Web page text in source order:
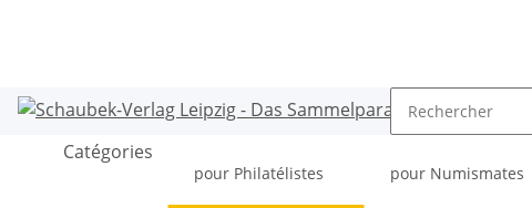
Catégories
pour Philatélistes pour Numismates